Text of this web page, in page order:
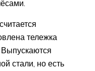
тележка
стали, но есть